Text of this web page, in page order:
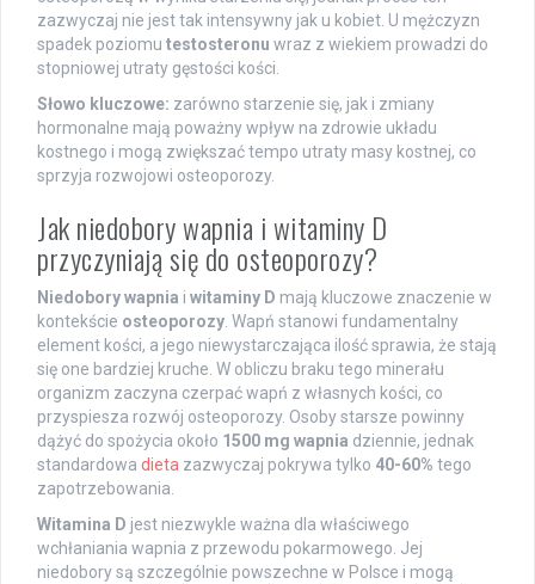
zazwyczaj nie jest tak intensywny jak u kobiet. U mężczyzn
spadek poziomu testosteronu wraz z wiekiem prowadzi do
stopniowej utraty gęstości kości.
Słowo kluczowe: zarówno starzenie się, jak i zmiany
hormonalne mają poważny wpływ na zdrowie układu
kostnego i mogą zwiększać tempo utraty masy kostnej, co
sprzyja rozwojowi osteoporozy.
Jak niedobory wapnia i witaminy D
przyczyniają się do osteoporozy?
Niedobory wapnia i witaminy D mają kluczowe znaczenie w
kontekście osteoporozy . Wapń stanowi fundamentalny
element kości, a jego niewystarczająca ilość sprawia, że stają
się one bardziej kruche. W obliczu braku tego minerału
organizm zaczyna czerpać wapń z własnych kości, co
przyspiesza rozwój osteoporozy. Osoby starsze powinny
dążyć do spożycia około 1500 mg wapnia dziennie, jednak
standardowa dieta zazwyczaj pokrywa tylko 40-60% tego
zapotrzebowania.
Witamina D jest niezwykle ważna dla właściwego
wchłaniania wapnia z przewodu pokarmowego. Jej
niedobory są szczególnie powszechne w Polsce i mogą